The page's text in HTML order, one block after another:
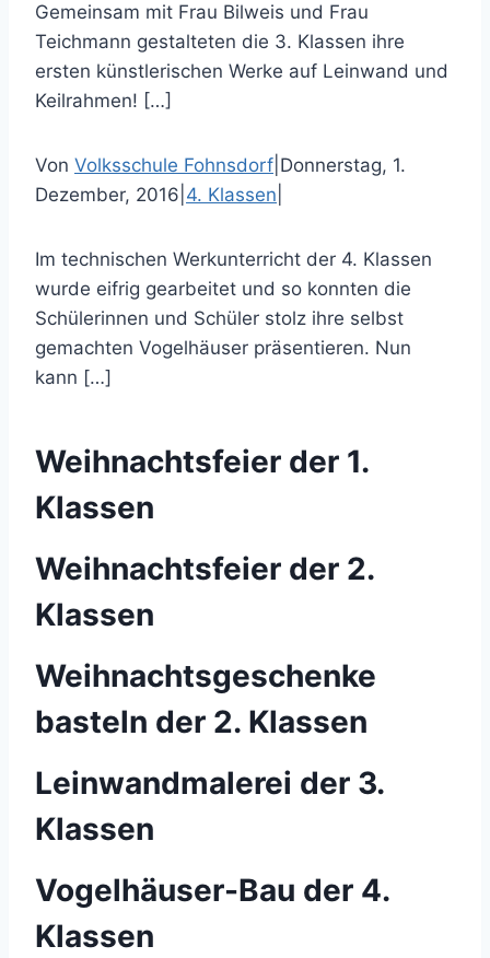
Gemeinsam mit Frau Bilweis und Frau
Teichmann gestalteten die 3. Klassen ihre
ersten künstlerischen Werke auf Leinwand und
Keilrahmen! […]
Von Volksschule Fohnsdorf Donnerstag, 1.
Dezember, 2016 4. Klassen
Im technischen Werkunterricht der 4. Klassen
wurde eifrig gearbeitet und so konnten die
Schülerinnen und Schüler stolz ihre selbst
gemachten Vogelhäuser präsentieren. Nun
kann […]
Weihnachtsfeier der 1.
Klassen
Weihnachtsfeier der 2.
Klassen
Weihnachtsgeschenke
basteln der 2. Klassen
Leinwandmalerei der 3.
Klassen
Vogelhäuser-Bau der 4.
Klassen